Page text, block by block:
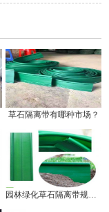
草石隔离带有哪种市场？